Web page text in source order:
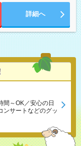
詳細へ
間～OK／安心の日
ンサートなどのグッ